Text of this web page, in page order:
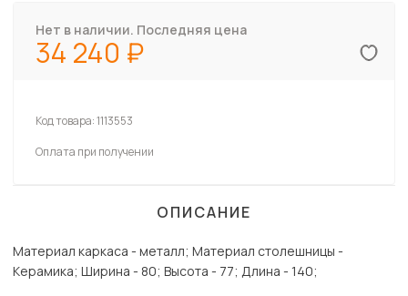
Нет в наличии. Последняя цена
34 240
Код товара:1113553
Оплата при получении
ОПИСАНИЕ
Материал каркаса - металл; Материал столешницы -
Керамика; Ширина - 80; Высота - 77; Длина - 140;